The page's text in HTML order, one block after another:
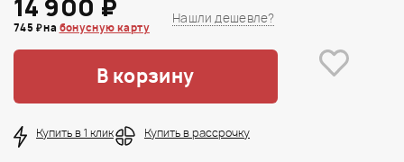
14 900 ₽
745 ₽ на бонусную карту
Нашли дешевле?
В корзину
Купить в 1 клик Купить в рассрочку